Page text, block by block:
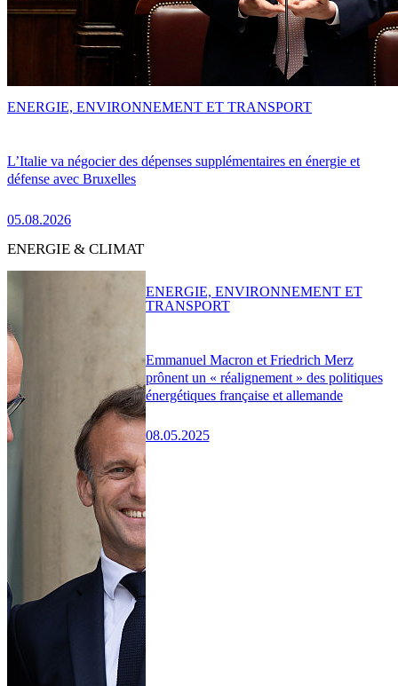
L’Italie va négocier des dépenses supplémentaires en énergie et
défense avec Bruxelles
05.08.2026
ENERGIE, ENVIRONNEMENT ET TRANSPORT
ENERGIE & CLIMAT
Emmanuel Macron et Friedrich Merz
prônent un « réalignement » des politiques
énergétiques française et allemande
08.05.2025
ENERGIE, ENVIRONNEMENT ET
TRANSPORT